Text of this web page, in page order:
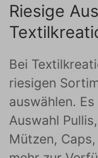
Riesige
Bei
riesigen
auswählen.
Auswahl
Mützen,